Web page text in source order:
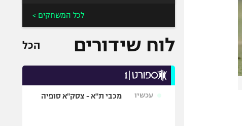
לכל המשחקים >
לוח שידורים הכל
עכשיו מכבי ת"א - צסק"א סופיה